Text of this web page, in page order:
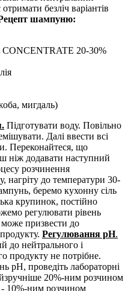
безліч варіантів
шампуню:
20-30%
мигдаль)
Підготувати воду. Повільно
Далі ввести всі
Переконайтеся, що
ніж додавати наступний
розчинення
нагріту до температури 30-
беремо кухонну сіль
крупинок, постійно
регулювати рівень
може призвести до
Регулювання рН.
до нейтрального і
продукту не потрібне.
рН, проведіть лабораторні
20%-ним розчином
10%-ним розчином